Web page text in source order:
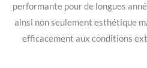
performante pour de longues
ainsi non seulement esthétique
efficacement aux conditions